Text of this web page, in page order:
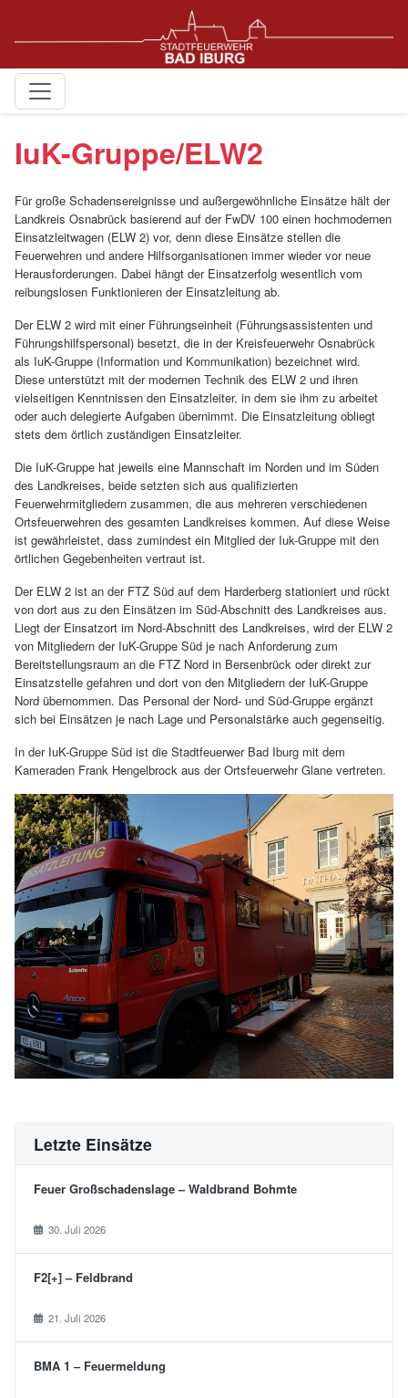
IuK-Gruppe/ELW2
Für große Schadensereignisse und außergewöhnliche Einsätze hält der
Landkreis Osnabrück basierend auf der FwDV 100 einen hochmodernen
Einsatzleitwagen (ELW 2) vor, denn diese Einsätze stellen die
Feuerwehren und andere Hilfsorganisationen immer wieder vor neue
Herausforderungen. Dabei hängt der Einsatzerfolg wesentlich vom
reibungslosen Funktionieren der Einsatzleitung ab.
Der ELW 2 wird mit einer Führungseinheit (Führungsassistenten und
Führungshilfspersonal) besetzt, die in der Kreisfeuerwehr Osnabrück
als IuK-Gruppe (Information und Kommunikation) bezeichnet wird.
Diese unterstützt mit der modernen Technik des ELW 2 und ihren
vielseitigen Kenntnissen den Einsatzleiter, in dem sie ihm zu arbeitet
oder auch delegierte Aufgaben übernimmt. Die Einsatzleitung obliegt
stets dem örtlich zuständigen Einsatzleiter.
Die IuK-Gruppe hat jeweils eine Mannschaft im Norden und im Süden
des Landkreises, beide setzten sich aus qualifizierten
Feuerwehrmitgliedern zusammen, die aus mehreren verschiedenen
Ortsfeuerwehren des gesamten Landkreises kommen. Auf diese Weise
ist gewährleistet, dass zumindest ein Mitglied der Iuk-Gruppe mit den
örtlichen Gegebenheiten vertraut ist.
Der ELW 2 ist an der FTZ Süd auf dem Harderberg stationiert und rückt
von dort aus zu den Einsätzen im Süd-Abschnitt des Landkreises aus.
Liegt der Einsatzort im Nord-Abschnitt des Landkreises, wird der ELW 2
von Mitgliedern der IuK-Gruppe Süd je nach Anforderung zum
Bereitstellungsraum an die FTZ Nord in Bersenbrück oder direkt zur
Einsatzstelle gefahren und dort von den Mitgliedern der IuK-Gruppe
Nord übernommen. Das Personal der Nord- und Süd-Gruppe ergänzt
sich bei Einsätzen je nach Lage und Personalstärke auch gegenseitig.
In der IuK-Gruppe Süd ist die Stadtfeuerwer Bad Iburg mit dem
Kameraden Frank Hengelbrock aus der Ortsfeuerwehr Glane vertreten.
Letzte Einsätze
Feuer Großschadenslage – Waldbrand Bohmte
30. Juli 2026
F2[+] – Feldbrand
21. Juli 2026
BMA 1 – Feuermeldung